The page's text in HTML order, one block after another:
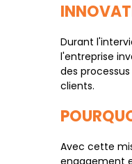
Durant
l'entreprise
des
clients.
Avec cette